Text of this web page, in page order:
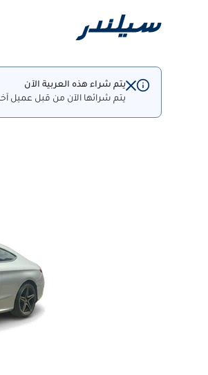
يتم شراء هذه العربية الآن
يتم شرائها الآن من قبل عميل